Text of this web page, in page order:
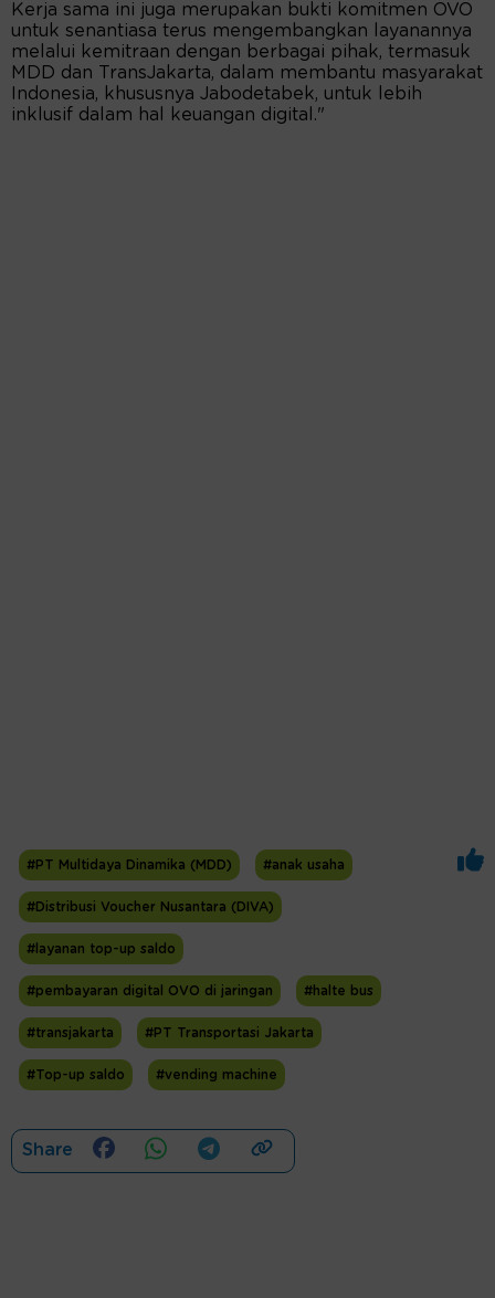
Kerja sama ini juga merupakan bukti komitmen OVO
untuk senantiasa terus mengembangkan layanannya
melalui kemitraan dengan berbagai pihak, termasuk
MDD dan TransJakarta, dalam membantu masyarakat
Indonesia, khususnya Jabodetabek, untuk lebih
inklusif dalam hal keuangan digital."
#PT Multidaya Dinamika (MDD) #anak usaha
#Distribusi Voucher Nusantara (DIVA)
#layanan top-up saldo
#pembayaran digital OVO di jaringan #halte bus
#transjakarta #PT Transportasi Jakarta
#Top-up saldo #vending machine
Share